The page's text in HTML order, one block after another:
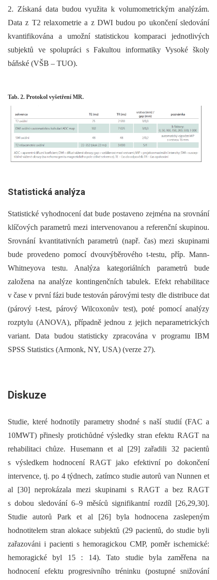
2. Získaná data budou využita k volumometrickým analýzám.
Data z T2 relaxometrie a z DWI budou po ukončení sledování
kvantifikována a umožní statistickou komparaci jednotlivých
subjektů ve spolupráci s Fakultou informatiky Vysoké školy
báňské (VŠB –⁠ TUO).
Tab. 2. Protokol vyšetření MR.
Statistická analýza
Statistické vyhodnocení dat bude postaveno zejména na srovnání
klíčových parametrů mezi intervenovanou a referenční skupinou.
Srovnání kvantitativních parametrů (např. čas) mezi skupinami
bude provedeno pomocí dvouvýběrového t-testu, příp. Mann-
Whitneyova testu. Analýza kategoriálních parametrů bude
založena na analýze kontingenčních tabulek. Efekt rehabilitace
v čase v první fázi bude testován párovými testy dle distribuce dat
(párový t-test, párový Wilcoxonův test), poté pomocí analýzy
rozptylu (ANOVA), případně jednou z jejich neparametrických
variant. Data budou statisticky zpracována v programu IBM
SPSS Statistics (Armonk, NY, USA) (verze 27).
Diskuze
Studie, které hodnotily parametry shodné s naší studií (FAC a
10MWT) přinesly protichůdné výsledky stran efektu RAGT na
rehabilitaci chůze. Husemann et al [29] zařadili 32 pacientů
s výsledkem hodnocení RAGT jako efektivní po dokončení
intervence, tj. po 4 týdnech, zatímco studie autorů van Nunnen et
al [30] neprokázala mezi skupinami s RAGT a bez RAGT
s dobou sledování 6–9 měsíců signifikantní rozdíl [26,29,30].
Studie autorů Park et al [26] byla hodnocena zaslepeným
hodnotitelem stran alokace subjektů (29 pacientů, do studie byli
zařazováni i pacienti s hemoragickou CMP, poměr ischemické:
hemoragické byl 15 : 14). Tato studie byla zaměřena na
hodnocení efektu progresivního tréninku (postupné snižování